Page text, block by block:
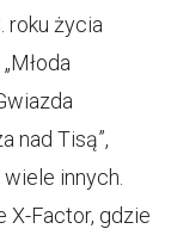
roku życia
nad Tisą”,
wiele innych.
X-Factor, gdzie